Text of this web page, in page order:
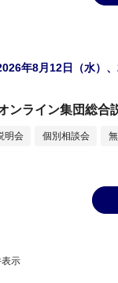
年8月12日（水）
ンライン集団総合
明会 個別相談会
示